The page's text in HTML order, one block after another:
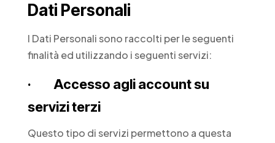
Dati Personali
I Dati Personali sono raccolti per le seguenti
finalità ed utilizzando i seguenti servizi:
· Accesso agli account su
servizi terzi
Questo tipo di servizi permettono a questa